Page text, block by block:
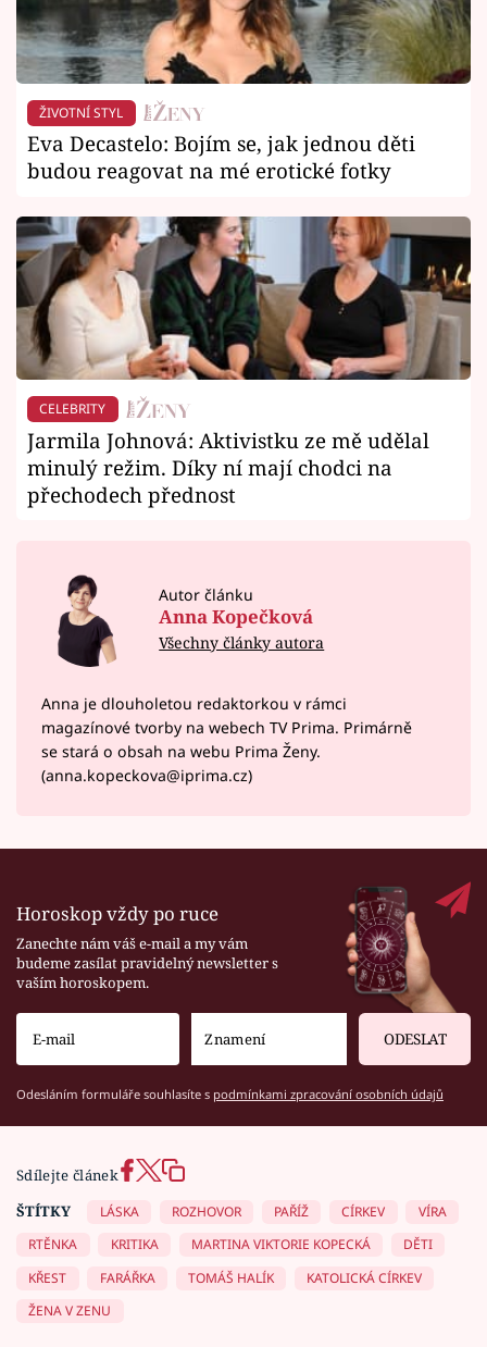
ŽIVOTNÍ STYL
Eva Decastelo: Bojím se, jak jednou děti
budou reagovat na mé erotické fotky
CELEBRITY
Jarmila Johnová: Aktivistku ze mě udělal
minulý režim. Díky ní mají chodci na
přechodech přednost
Autor článku
Anna Kopečková
Všechny články autora
Anna je dlouholetou redaktorkou v rámci
magazínové tvorby na webech TV Prima. Primárně
se stará o obsah na webu Prima Ženy.
(anna.kopeckova@iprima.cz)
Horoskop vždy po ruce
Zanechte nám váš e-mail a my vám
budeme zasílat pravidelný newsletter s
vaším horoskopem.
ODESLAT
Odesláním formuláře souhlasíte s podmínkami zpracování osobních údajů
Sdílejte článek
ŠTÍTKY
LÁSKA ROZHOVOR PAŘÍŽ CÍRKEV
VÍRA
RTĚNKA
KRITIKA MARTINA VIKTORIE KOPECKÁ
DĚTI
KŘEST
FARÁŘKA TOMÁŠ HALÍK
KATOLICKÁ CÍRKEV
ŽENA V ZENU